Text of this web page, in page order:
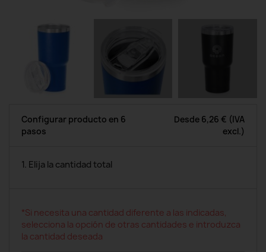
Configurar producto en 6
pasos
Desde 6,26 € (IVA
excl.)
1. Elija la cantidad total
*Si necesita una cantidad diferente a las indicadas,
selecciona la opción de otras cantidades e introduzca
la cantidad deseada